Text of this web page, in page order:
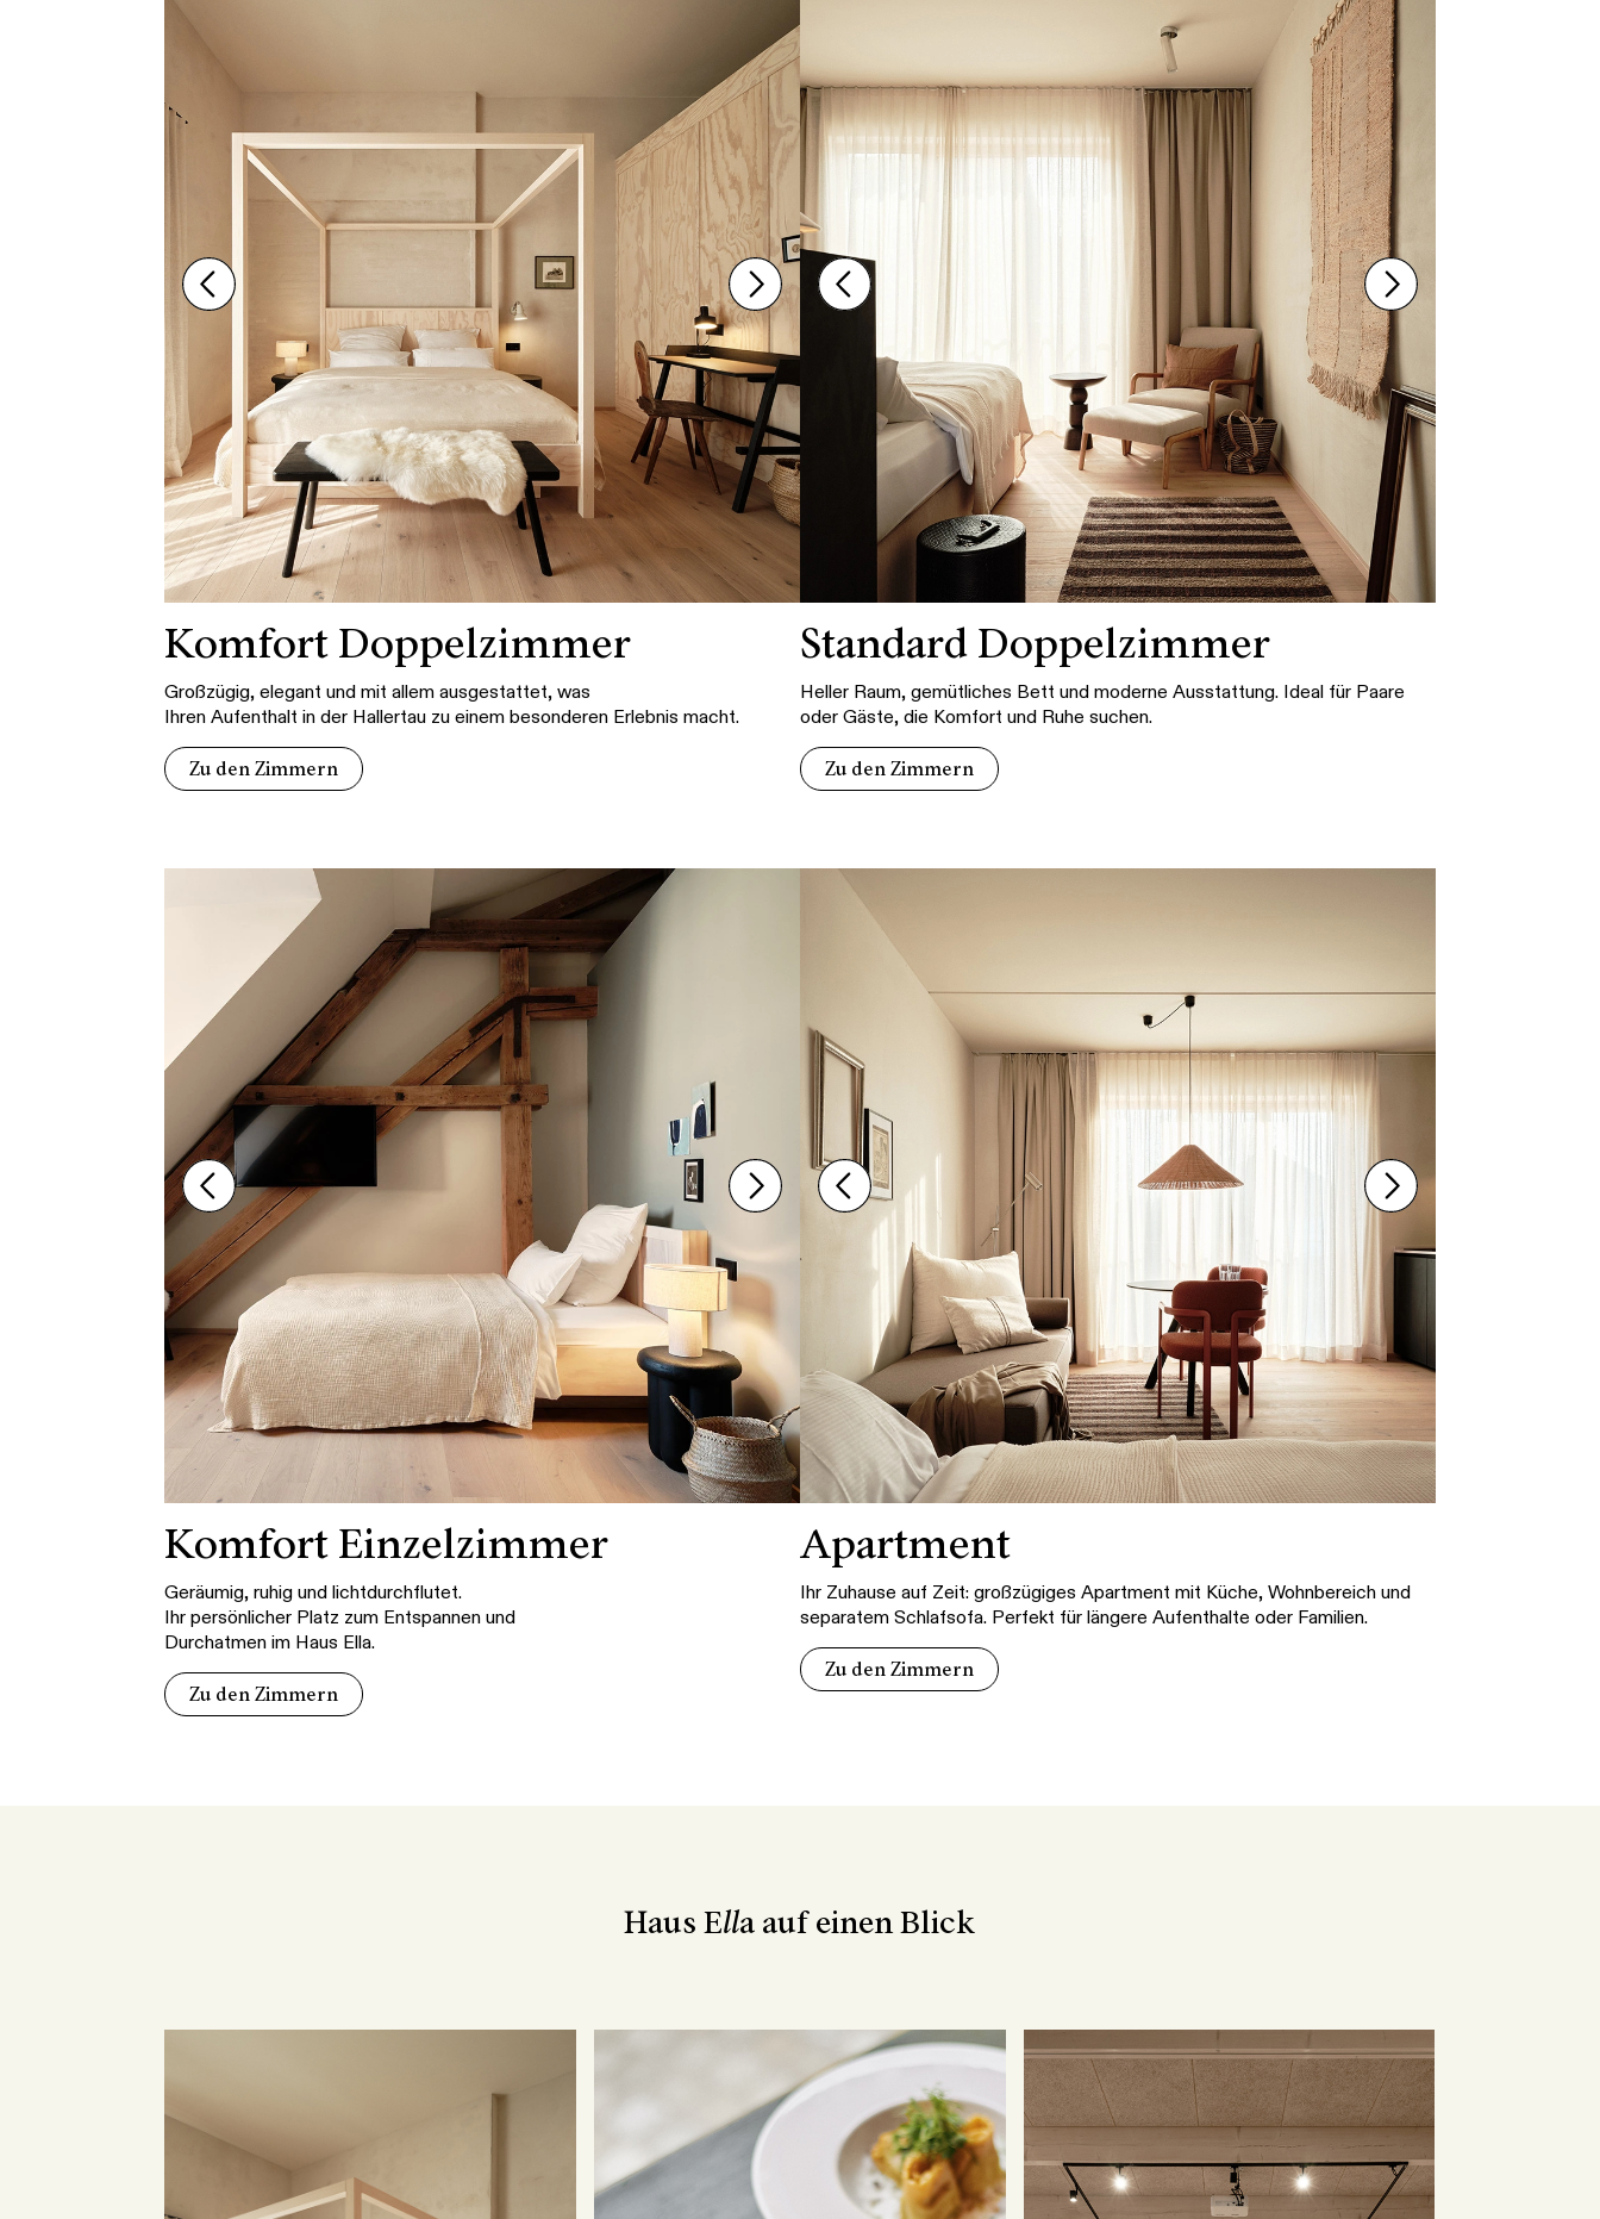
Komfort Doppelzimmer
Großzügig, elegant und mit allem ausgestattet, was
Ihren Aufenthalt in der Hallertau zu einem besonderen Erlebnis macht.
Zu den Zimmern
Standard Doppelzimmer
Heller Raum, gemütliches Bett und moderne Ausstattung. Ideal für Paare
oder Gäste, die Komfort und Ruhe suchen.
Zu den Zimmern
Komfort Einzelzimmer
Geräumig, ruhig und lichtdurchflutet.
Ihr persönlicher Platz zum Entspannen und
Durchatmen im Haus Ella.
Zu den Zimmern
Apartment
Ihr Zuhause auf Zeit: großzügiges Apartment mit Küche, Wohnbereich und
separatem Schlafsofa. Perfekt für längere Aufenthalte oder Familien.
Zu den Zimmern
Haus Ella auf einen Blick